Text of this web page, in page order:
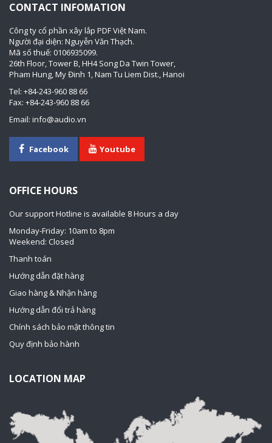
CONTACT INFOMATION
Công ty cổ phần xây lắp PDF Việt Nam.
Người đại diện: Nguyễn Văn Thạch.
Mã số thuế: 0106935099.
26th Floor, Tower B, HH4 Song Da Twin Tower,
Pham Hung, My Đinh 1, Nam Tu Liem Dist., Hanoi
Tel: +84-243-960 88 66
Fax: +84-243-960 88 66
Email: info@audio.vn
Facebook Youtube
OFFICE HOURS
Our support Hotline is available 8 Hours a day
Monday-Friday: 10am to 8pm
Weekend: Closed
Thanh toán
Hướng dẫn đặt hàng
Giao hàng & Nhận hàng
Hướng dẫn đổi trả hàng
Chính sách bảo mật thông tin
Quy định bảo hành
LOCATION MAP